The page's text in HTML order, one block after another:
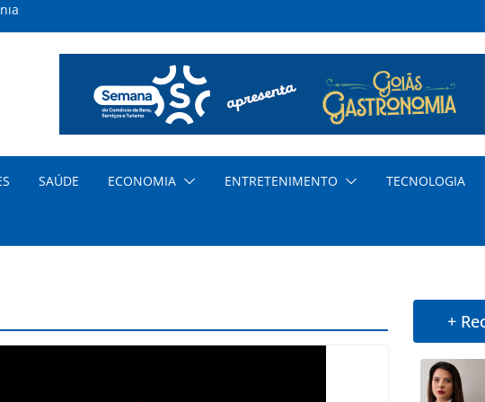
SAÚDE ECONOMIA ENTRETENIMENTO TECNOLOGIA
+